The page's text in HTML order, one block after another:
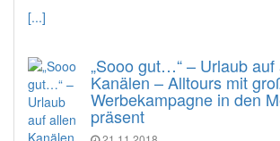
[...]
„Sooo gut…“ – Urlaub auf
Kanälen – Alltours mit
Werbekampagne in den
präsent